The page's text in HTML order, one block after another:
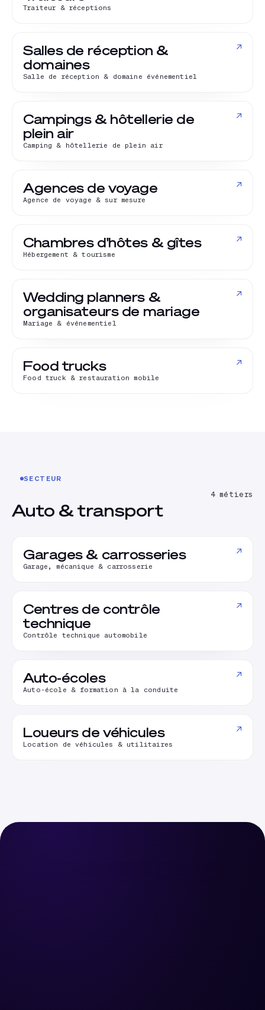
Traiteur & réceptions
Salles de réception &
domaines
Salle de réception & domaine événementiel
↗
Campings & hôtellerie de
plein air
Camping & hôtellerie de plein air
↗
Agences de voyage
Agence de voyage & sur mesure
↗
Chambres d'hôtes & gîtes
Hébergement & tourisme
↗
Wedding planners &
organisateurs de mariage
Mariage & événementiel
↗
Food trucks
Food truck & restauration mobile
↗
SECTEUR
Auto & transport
4 métiers
Garages & carrosseries
Garage, mécanique & carrosserie
↗
Centres de contrôle
technique
Contrôle technique automobile
↗
Auto-écoles
Auto-école & formation à la conduite
↗
Loueurs de véhicules
Location de véhicules & utilitaires
↗